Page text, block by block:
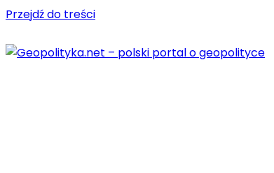
Przejdź do treści